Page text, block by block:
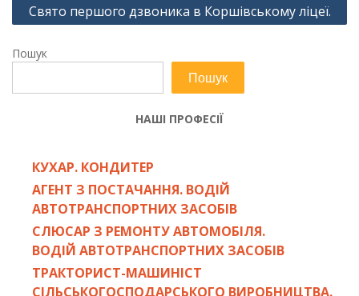
Свято першого дзвоника в Коршівському ліцеї.
Пошук
Пошук
НАШІ ПРОФЕСІЇ
КУХАР. КОНДИТЕР
АГЕНТ З ПОСТАЧАННЯ. ВОДІЙ
АВТОТРАНСПОРТНИХ ЗАСОБІВ
СЛЮСАР З РЕМОНТУ АВТОМОБІЛЯ.
ВОДІЙ АВТОТРАНСПОРТНИХ ЗАСОБІВ
ТРАКТОРИСТ-МАШИНІСТ
СІЛЬСЬКОГОСПОДАРСЬКОГО ВИРОБНИЦТВА.